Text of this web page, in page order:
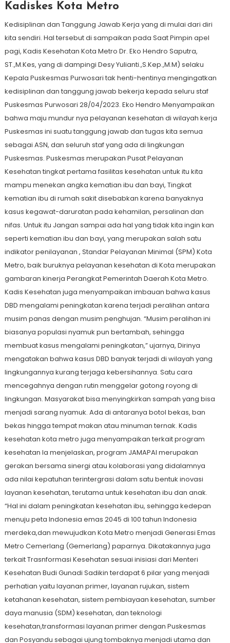
Kadiskes Kota Metro
Kedisiplinan dan Tanggung Jawab Kerja yang di mulai dari diri
kita sendiri. Hal tersebut di sampaikan pada Saat Pimpin apel
pagi, Kadis Kesehatan Kota Metro Dr. Eko Hendro Saputra,
ST.,M.Kes, yang di dampingi Desy Yulianti.,S.Kep.,M.M) selaku
Kepala Puskesmas Purwosari tak henti-hentinya mengingatkan
kedisiplinan dan tanggung jawab bekerja kepada seluru staf
Puskesmas Purwosari 28/04/2023. Eko Hendro Menyampaikan
bahwa maju mundur nya pelayanan kesehatan di wilayah kerja
Puskesmas ini suatu tanggung jawab dan tugas kita semua
sebagai ASN, dan seluruh staf yang ada di lingkungan
Puskesmas. Puskesmas merupakan Pusat Pelayanan
Kesehatan tingkat pertama fasilitas kesehatan untuk itu kita
mampu menekan angka kematian ibu dan bayi, Tingkat
kematian ibu di rumah sakit disebabkan karena banyaknya
kasus kegawat-daruratan pada kehamilan, persalinan dan
nifas. Untuk itu Jangan sampai ada hal yang tidak kita ingin kan
seperti kematian ibu dan bayi, yang merupakan salah satu
indikator penilayanan , Standar Pelayanan Minimal (SPM) Kota
Metro, baik buruknya pelayanan kesehatan di Kota merupakan
gambaran kinerja Perangkat Pemerintah Daerah Kota Metro.
Kadis Kesehatan juga menyampaikan imbauan bahwa kasus
DBD mengalami peningkatan karena terjadi peralihan antara
musim panas dengan musim penghujan. “Musim peralihan ini
biasanya populasi nyamuk pun bertambah, sehingga
membuat kasus mengalami peningkatan,” ujarnya, Dirinya
mengatakan bahwa kasus DBD banyak terjadi di wilayah yang
lingkungannya kurang terjaga kebersihannya. Satu cara
mencegahnya dengan rutin menggelar gotong royong di
lingkungan. Masyarakat bisa menyingkirkan sampah yang bisa
menjadi sarang nyamuk. Ada di antaranya botol bekas, ban
bekas hingga tempat makan atau minuman ternak. Kadis
kesehatan kota metro juga menyampaikan terkait program
kesehatan Ia menjelaskan, program JAMAPAI merupakan
gerakan bersama sinergi atau kolaborasi yang didalamnya
ada nilai kepatuhan terintergrasi dalam satu bentuk inovasi
layanan kesehatan, terutama untuk kesehatan ibu dan anak.
“Hal ini dalam peningkatan kesehatan ibu, sehingga kedepan
menuju peta Indonesia emas 2045 di 100 tahun Indonesia
merdeka,dan mewujudkan Kota Metro menjadi Generasi Emas
Metro Cemerlang (Gemerlang) paparnya. Dikatakannya juga
terkait Trasnformasi Kesehatan sesuai inisiasi dari Menteri
Kesehatan Budi Gunadi Sadikin terdapat 6 pilar yang menjadi
perhatian yaitu layanan primer, layanan rujukan, sistem
ketahanan kesehatan, sistem pembiayaan kesehatan, sumber
daya manusia (SDM) kesehatan, dan teknologi
kesehatan,transformasi layanan primer dengan Puskesmas
dan Posyandu sebagai ujung tombaknya menjadi utama dan